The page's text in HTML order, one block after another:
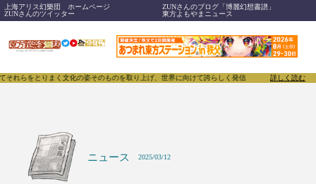
上海アリス幻樂団 ホームページ
ZUNさんのブログ「博麗幻想書譜」
ZUNさんのツイッター
東方よもやまニュース
まく文化の姿そのものを取り上げ、世界に向けて誇らしく発信することで、東方Projectのみ
詳しく読む
ニュース 2025/03/12